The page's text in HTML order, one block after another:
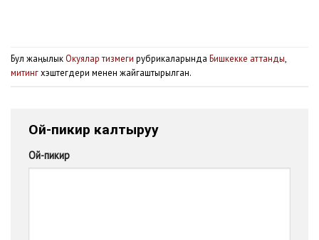
Бул жаңылыкОкуялар тизмеги рубрикаларында Бишкекке аттанды,
митингхэштегдери менен жайгаштырылган.
Ой-пикир калтыруу
Ой-пикир